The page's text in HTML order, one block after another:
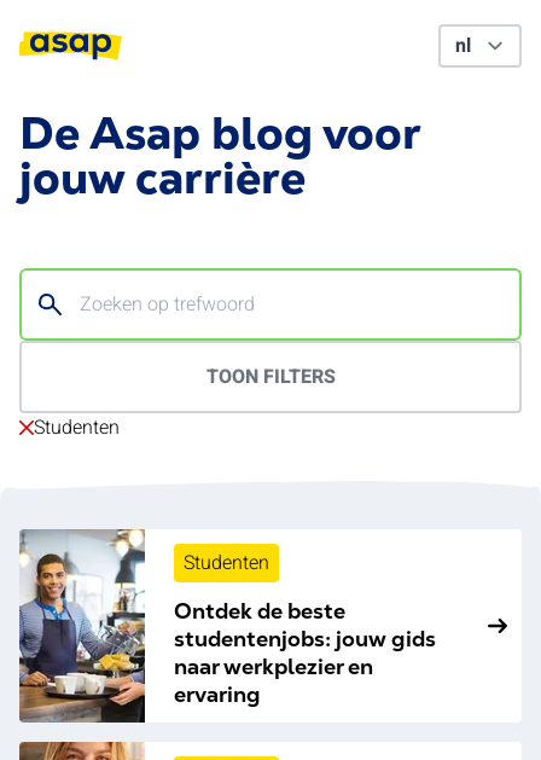
De Asap blog voor
jouw carrière
TOON FILTERS
Studenten
Studenten
Ontdek de beste
studentenjobs: jouw gids
naar werkplezier en
ervaring